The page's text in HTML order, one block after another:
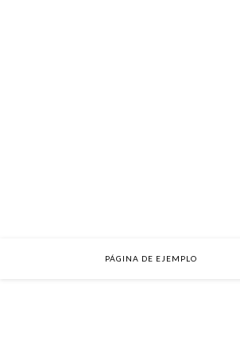
PÁGINA DE EJEMPLO